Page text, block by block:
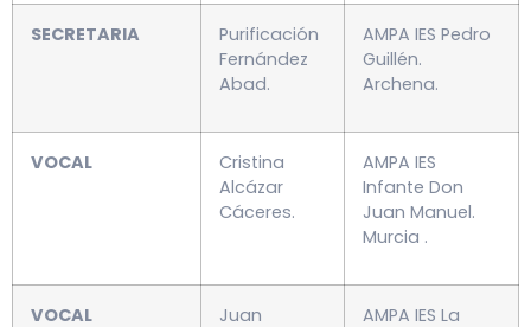
SECRETARIA
Purificación
Fernández
Abad.
AMPA IES Pedro
Guillén.
Archena.
VOCAL
Cristina
Alcázar
Cáceres.
AMPA IES
Infante Don
Juan Manuel.
Murcia .
VOCAL
Juan
AMPA IES La